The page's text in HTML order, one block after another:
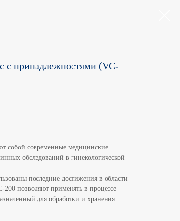
с принадлежностями (VC-
собой современные медицинские
обследований в гинекологической
последние достижения в области
позволяют применять в процессе
для обработки и хранения